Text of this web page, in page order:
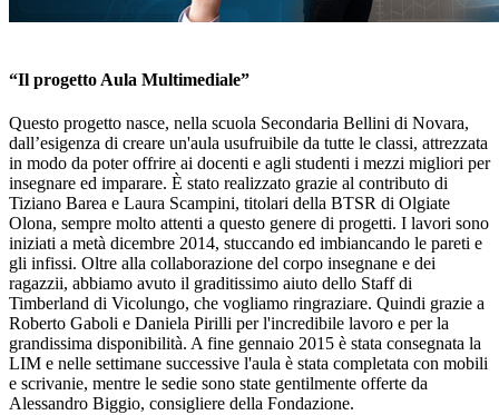
“Il progetto Aula Multimediale”
Questo progetto nasce, nella scuola Secondaria Bellini di Novara,
dall’esigenza di creare un'aula usufruibile da tutte le classi, attrezzata
in modo da poter offrire ai docenti e agli studenti i mezzi migliori per
insegnare ed imparare. È stato realizzato grazie al contributo di
Tiziano Barea e Laura Scampini, titolari della BTSR di Olgiate
Olona, sempre molto attenti a questo genere di progetti. I lavori sono
iniziati a metà dicembre 2014, stuccando ed imbiancando le pareti e
gli infissi. Oltre alla collaborazione del corpo insegnane e dei
ragazzii, abbiamo avuto il graditissimo aiuto dello Staff di
Timberland di Vicolungo, che vogliamo ringraziare. Quindi grazie a
Roberto Gaboli e Daniela Pirilli per l'incredibile lavoro e per la
grandissima disponibilità. A fine gennaio 2015 è stata consegnata la
LIM e nelle settimane successive l'aula è stata completata con mobili
e scrivanie, mentre le sedie sono state gentilmente offerte da
Alessandro Biggio, consigliere della Fondazione.